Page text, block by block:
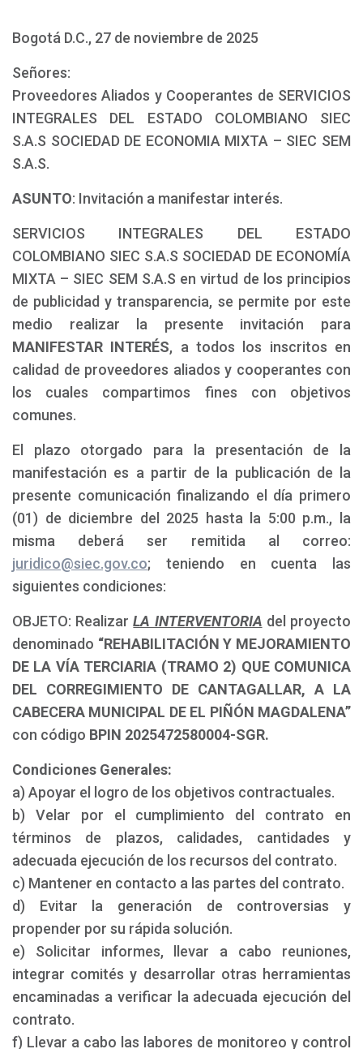
Bogotá D.C., 27 de noviembre de 2025
Señores:
Proveedores Aliados y Cooperantes de SERVICIOS
INTEGRALES DEL ESTADO COLOMBIANO SIEC
S.A.S SOCIEDAD DE ECONOMIA MIXTA – SIEC SEM
S.A.S.
ASUNTO: Invitación a manifestar interés.
SERVICIOS INTEGRALES DEL ESTADO
COLOMBIANO SIEC S.A.S SOCIEDAD DE ECONOMÍA
MIXTA – SIEC SEM S.A.S en virtud de los principios
de publicidad y transparencia, se permite por este
medio realizar la presente invitación para
MANIFESTAR INTERÉS, a todos los inscritos en
calidad de proveedores aliados y cooperantes con
los cuales compartimos fines con objetivos
comunes.
El plazo otorgado para la presentación de la
manifestación es a partir de la publicación de la
presente comunicación finalizando el día primero
(01) de diciembre del 2025 hasta la 5:00 p.m., la
misma deberá ser remitida al correo:
juridico@siec.gov.co; teniendo en cuenta las
siguientes condiciones:
OBJETO: RealizarLA INTERVENTORIA del proyecto
denominado “REHABILITACIÓN Y MEJORAMIENTO
DE LA VÍA TERCIARIA (TRAMO 2) QUE COMUNICA
DEL CORREGIMIENTO DE CANTAGALLAR, A LA
CABECERA MUNICIPAL DE EL PIÑÓN MAGDALENA”
con código BPIN 2025472580004-SGR.
Condiciones Generales:
a) Apoyar el logro de los objetivos contractuales.
b) Velar por el cumplimiento del contrato en
términos de plazos, calidades, cantidades y
adecuada ejecución de los recursos del contrato.
c) Mantener en contacto a las partes del contrato.
d) Evitar la generación de controversias y
propender por su rápida solución.
e) Solicitar informes, llevar a cabo reuniones,
integrar comités y desarrollar otras herramientas
encaminadas a verificar la adecuada ejecución del
contrato.
f) Llevar a cabo las labores de monitoreo y control